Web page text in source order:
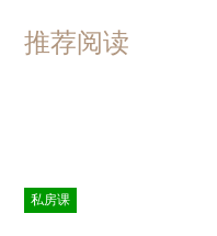
推荐阅读
私房课